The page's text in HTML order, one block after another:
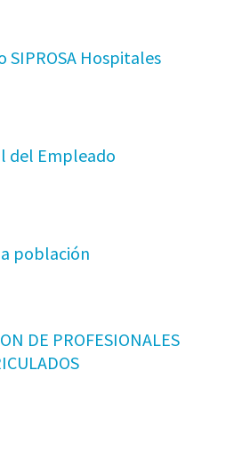
SIPROSA Hospitales
del Empleado
población
DE PROFESIONALES